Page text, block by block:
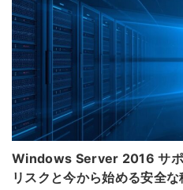
Windows Server 2016 サポ
リスクと今から始める安全